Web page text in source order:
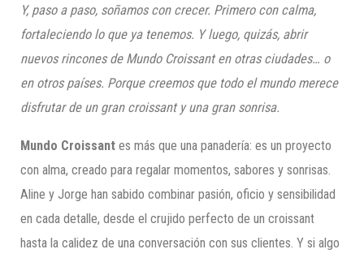
Y, paso a paso, soñamos con crecer. Primero con calma,
fortaleciendo lo que ya tenemos. Y luego, quizás, abrir
nuevos rincones de Mundo Croissant en otras ciudades… o
en otros países. Porque creemos que todo el mundo merece
disfrutar de un gran croissant y una gran sonrisa.
Mundo Croissant es más que una panadería: es un proyecto
con alma, creado para regalar momentos, sabores y sonrisas.
Aline y Jorge han sabido combinar pasión, oficio y sensibilidad
en cada detalle, desde el crujido perfecto de un croissant
hasta la calidez de una conversación con sus clientes. Y si algo